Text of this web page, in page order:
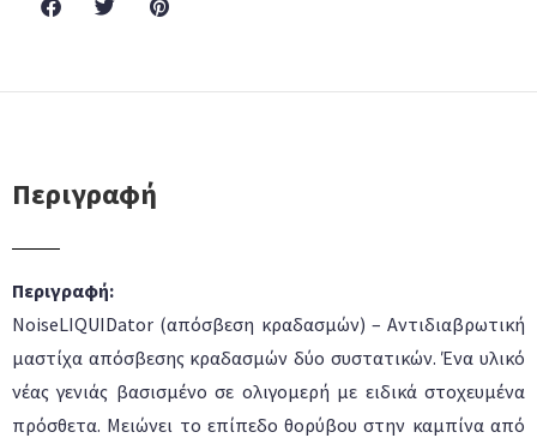
Περιγραφή
Περιγραφή:
NoiseLIQUIDator (απόσβεση κραδασμών) – Αντιδιαβρωτική
μαστίχα απόσβεσης κραδασμών δύο συστατικών. Ένα υλικό
νέας γενιάς βασισμένο σε ολιγομερή με ειδικά στοχευμένα
πρόσθετα. Μειώνει το επίπεδο θορύβου στην καμπίνα από